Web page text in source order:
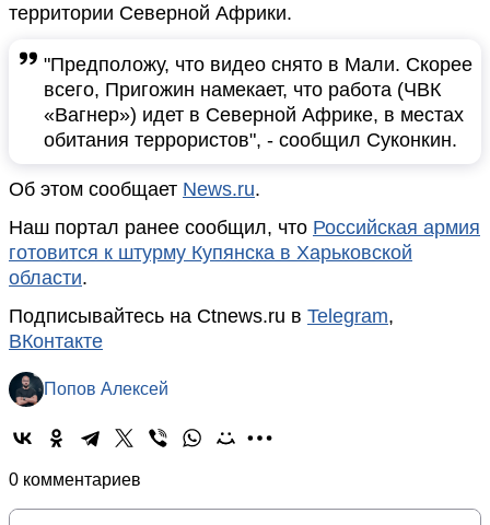
территории Северной Африки.
"Предположу, что видео снято в Мали. Скорее
всего, Пригожин намекает, что работа (ЧВК
«Вагнер») идет в Северной Африке, в местах
обитания террористов", - сообщил Суконкин.
Об этом сообщает News.ru.
Наш портал ранее сообщил, что Российская армия
готовится к штурму Купянска в Харьковской
области.
Подписывайтесь на Ctnews.ru в Telegram,
ВКонтакте
Попов Алексей
0 комментариев